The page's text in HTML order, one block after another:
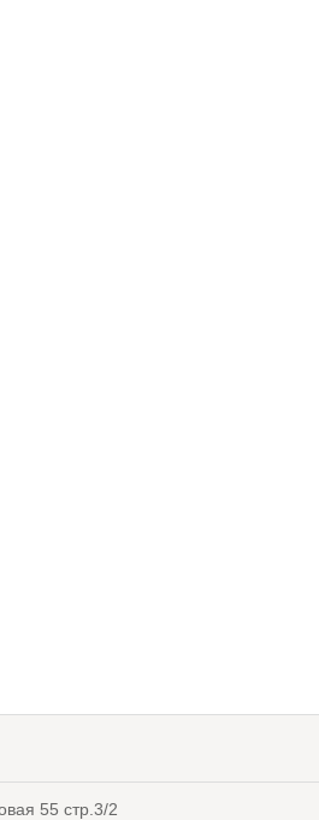
55 стр.3/2